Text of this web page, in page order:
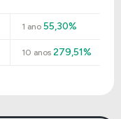
1 ano55,30%
10 anos279,51%